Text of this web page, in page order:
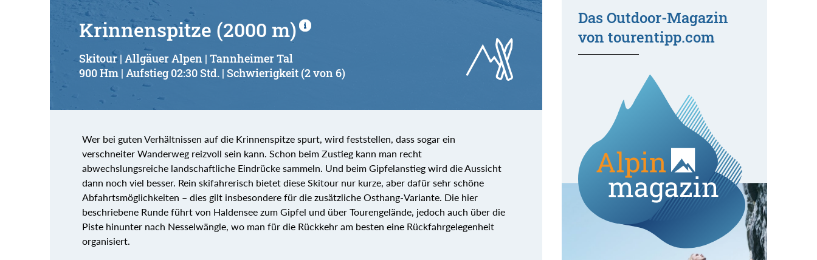
Krinnenspitze (2000 m)
Skitour | Allgäuer Alpen | Tannheimer Tal
900 Hm | Aufstieg 02:30 Std. | Schwierigkeit (2 von 6)
Wer bei guten Verhältnissen auf die Krinnenspitze spurt, wird feststellen, dass sogar ein
verschneiter Wanderweg reizvoll sein kann. Schon beim Zustieg kann man recht
abwechslungsreiche landschaftliche Eindrücke sammeln. Und beim Gipfelanstieg wird die Aussicht
dann noch viel besser. Rein skifahrerisch bietet diese Skitour nur kurze, aber dafür sehr schöne
Abfahrtsmöglichkeiten – dies gilt insbesondere für die zusätzliche Osthang-Variante. Die hier
beschriebene Runde führt von Haldensee zum Gipfel und über Tourengelände, jedoch auch über die
Piste hinunter nach Nesselwängle, wo man für die Rückkehr am besten eine Rückfahrgelegenheit
organisiert.
Das Outdoor-Magazin
von tourentipp.com